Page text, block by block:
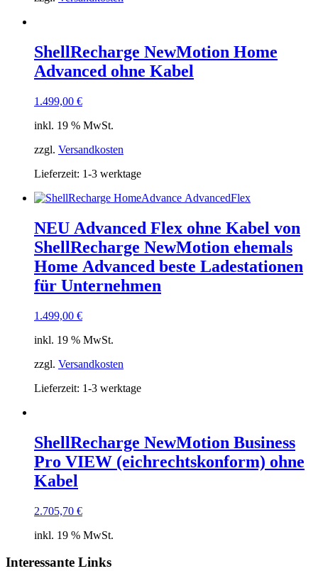
ShellRecharge NewMotion Home
Advanced ohne Kabel
1.499,00 €
inkl. 19 % MwSt.
zzgl. Versandkosten
Lieferzeit: 1-3 werktage
NEU Advanced Flex ohne Kabel von
ShellRecharge NewMotion ehemals
Home Advanced beste Ladestationen
für Unternehmen
1.499,00 €
inkl. 19 % MwSt.
zzgl. Versandkosten
Lieferzeit: 1-3 werktage
ShellRecharge NewMotion Business
Pro VIEW (eichrechtskonform) ohne
Kabel
2.705,70 €
inkl. 19 % MwSt.
Interessante Links